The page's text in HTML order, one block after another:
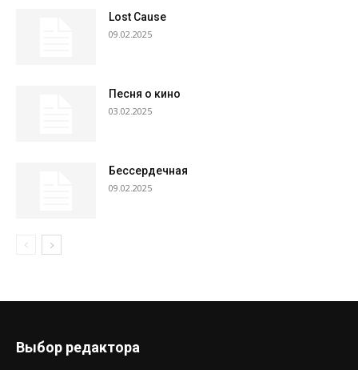
Lost Cause
09.02.2025
Песня о кино
03.02.2025
Бессердечная
09.02.2025
Выбор редактора